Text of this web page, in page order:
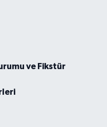
ve Fikstür